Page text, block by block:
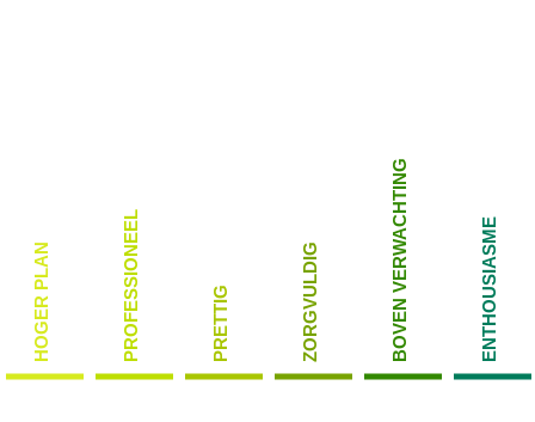
HOGER PLAN PROFESSIONEEL PRETTIG ZORGVULDIG BOVEN VERWACHTING ENTHOUSIASME